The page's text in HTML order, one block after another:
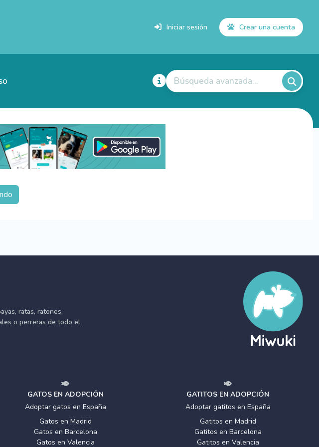
Iniciar sesión Crear una cuenta
Búsqueda avanzada...
ratas, ratones,
o perreras de todo el
GATOS EN ADOPCIÓN
Adoptar gatos en España
Gatos en Madrid
Gatos en Barcelona
Gatos en Valencia
GATITOS EN ADOPCIÓN
Adoptar gatitos en España
Gatitos en Madrid
Gatitos en Barcelona
Gatitos en Valencia